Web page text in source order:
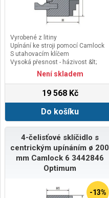
Vyrobené z litiny
Upínání ke stroji pomocí Camlock
S utahovacím klíčem
Vysoká přesnost - házivost &lt;
Není skladem
19 568 Kč
Do košíku
4-čelisťové sklíčidlo s
centrickým upínáním ø 200
mm Camlock 6 3442846
Optimum
-13%